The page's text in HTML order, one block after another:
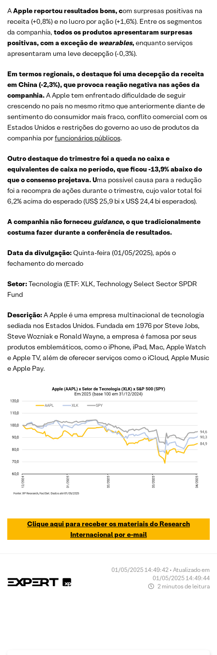
AApple reportou resultados bons, com surpresas positivas na
receita (+0,8%) e no lucro por ação (+1,6%). Entre os segmentos
da companhia, todos os produtos apresentaram surpresas
positivas, com a exceção de wearables,enquanto serviços
apresentaram uma leve decepção (-0,3%).
Em termos regionais, o destaque foi uma decepção da receita
em China (-2,3%), que provoca reação negativa nas ações da
companhia.A Apple tem enfrentado dificuldade de seguir
crescendo no país no mesmo ritmo que anteriormente diante de
sentimento do consumidor mais fraco, conflito comercial com os
Estados Unidos e restrições do governo ao uso de produtos da
companhia porfuncionários públicos.
Outro destaque do trimestre foi a queda no caixa e
equivalentes de caixa no período, que ficou -13,9% abaixo do
que o consenso projetava. Uma possível causa para a redução
foi a recompra de ações durante o trimestre, cujo valor total foi
6,2% acima do esperado (US$ 25,9 bi x US$ 24,4 bi esperados).
A companhia não forneceu guidance, o que tradicionalmente
costuma fazer durante a conferência de resultados.
Data da divulgação:Quinta-feira (01/05/2025), após o
fechamento do mercado
Setor:Tecnologia (ETF: XLK, Technology Select Sector SPDR
Fund
Descrição:A Apple é uma empresa multinacional de tecnologia
sediada nos Estados Unidos. Fundada em 1976 por Steve Jobs,
Steve Wozniak e Ronald Wayne, a empresa é famosa por seus
produtos emblemáticos, como o iPhone, iPad, Mac, Apple Watch
e Apple TV, além de oferecer serviços como o iCloud, Apple Music
e Apple Pay.
Clique aqui para receber os materiais do Research
Internacional por e-mail
01/05/2025 14:49:42 • Atualizado em
01/05/2025 14:49:44
2 minutos de leitura